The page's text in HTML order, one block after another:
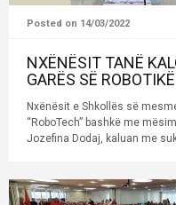
Posted on 14/03/2022
NXËNËSIT TANË
GARËS SË
Nxënësit e Shkollës së
“RoboTech” bashkë me
Jozefina Dodaj, kaluan me